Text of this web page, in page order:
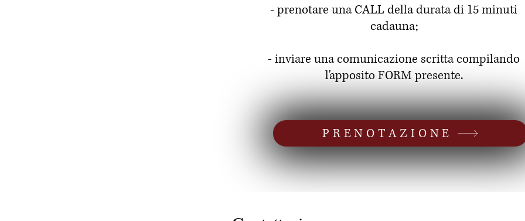
- prenotare una CALL della durata di 15 minuti
cadauna;
- inviare una comunicazione scritta compilando
l'apposito FORM presente.
PRENOTAZIONE